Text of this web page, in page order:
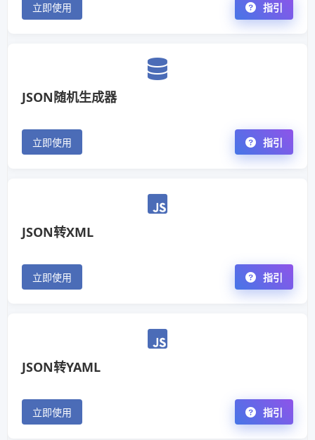
立即使用 指引
JSON随机生成器
立即使用 指引
JSON转XML
立即使用 指引
JSON转YAML
立即使用 指引